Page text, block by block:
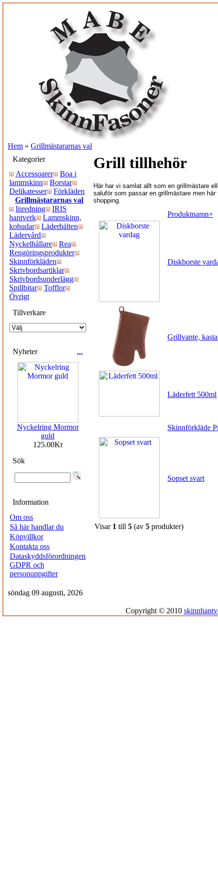
Hem » Grillmästararnas val
Kategorier
Accessoarer
Boa i
lammskinn
Borstar
Delikatesser
Förkläden
Grillmästararnas val
Inredning
IRIS
hantverk
Lammskinn,
kohudar
Läderbälten
Lädervård
Nyckelhållare
Rea
Rengöringsprodukter
Skinnförkläden
Skrivbordsartiklar
Skrivbordsunderlägg
Spillbitar
Tofflor
Övrigt
Tillverkare
Nyheter
Nyckelring Mormor
guld
125.00Kr
Sök
Information
Om oss
Så här handlar du
Köpvillkor
Kontakta oss
Dataskyddsförordningen
GDPR och
personuppgifter
Grill tillhehör
Här har vi samlat allt som en grillmästare
saluför som passar en grillmästare men
shopping.
Produktnamn+
Diskborste
Grillvante,
Läderfett 500ml
Skinnförkläde
Sopset svart
Visar 1 till 5 (av 5 produkter)
söndag 09 augusti, 2026
Copyright © 2010